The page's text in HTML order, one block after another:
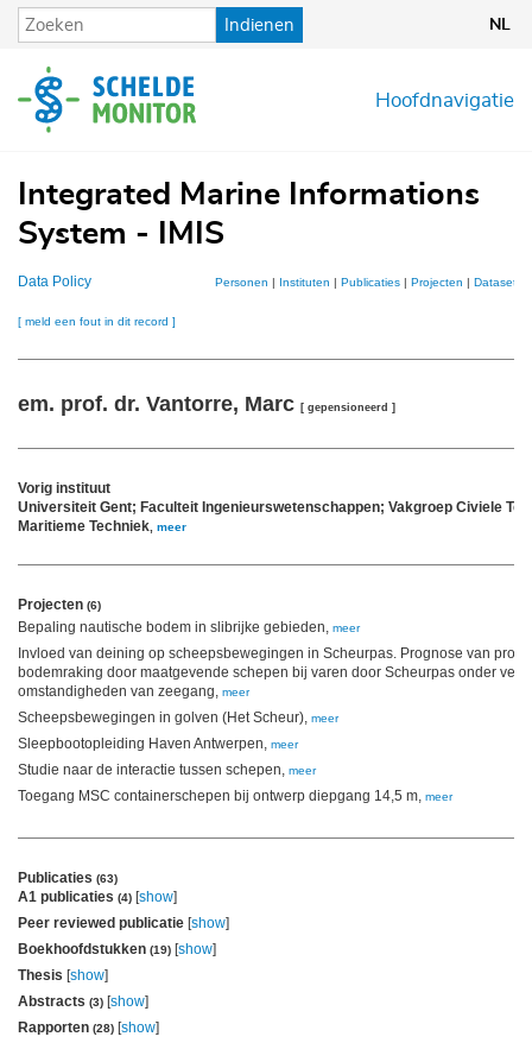
Overslaan
en
de
inhoud
Indienen NL
Hoofdnavigatie
Integrated Marine Informations
System - IMIS
Data Policy Personen | Instituten | Publicaties| Projecten | Datasets
[ meld een fout in dit record ]
em. prof. dr. Vantorre, Marc [ gepensioneerd ]
Vorig instituut
Universiteit Gent; Faculteit Ingenieurswetenschappen; Vakgroep Civiele
Maritieme Techniek meer
Projecten (6)
Bepaling nautische bodem in slibrijke gebieden, meer
Invloed van deining op scheepsbewegingen in Scheurpas. Prognose van
bodemraking door maatgevende schepen bij varen door Scheurpas onder
omstandigheden van zeegang, meer
Scheepsbewegingen in golven (Het Scheur), meer
Sleepbootopleiding Haven Antwerpen, meer
Studie naar de interactie tussen schepen, meer
Toegang MSC containerschepen bij ontwerp diepgang 14,5 m, meer
Publicaties (63)
A1 publicaties (4) [show]
Peer reviewed publicatie [show]
Boekhoofdstukken (19) [show]
Thesis [show]
Abstracts (3) [show]
Rapporten (28) [show]